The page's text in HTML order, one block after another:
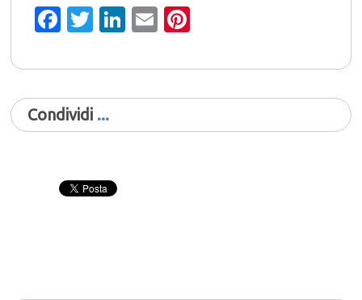
Facebook
Twitter
LinkedIn
Email
Condividi